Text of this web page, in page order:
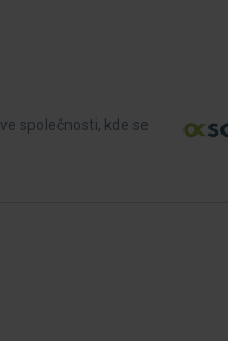
společnosti, kde se